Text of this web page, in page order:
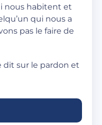
nous habitent et
qui nous a
pas le faire de
dit sur le pardon et